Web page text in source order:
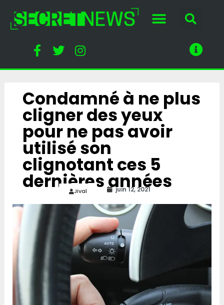
Condamné à ne plus
cligner des yeux
pour ne pas avoir
utilisé son
clignotant ces 5
dernières années
Jival juin 12, 2021